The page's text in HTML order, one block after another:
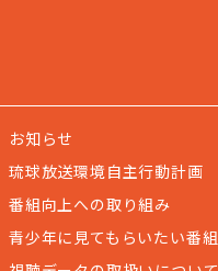
お知らせ
琉球放送環境自主行動計画
番組向上への取り組み
青少年に見てもらいたい番組